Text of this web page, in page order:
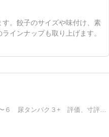
。餃子のサイズや味付け、素
インナップも取り上げます。
急速進行性糸球体腎炎 たんぱく質３０ｇ 塩分６ｇ制限 カリウム・リン制限無しクレアチニン４〜６ 尿タンパク３+ 評価、寸評は主観的な基準です。その点十分にご了…